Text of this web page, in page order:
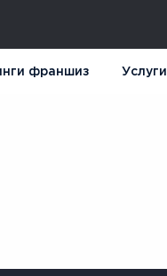
франшиз Услуги